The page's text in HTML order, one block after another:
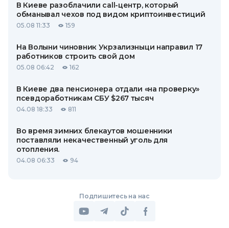
В Киеве разоблачили call-центр, который
обманывал чехов под видом криптоинвестиций
05.08 11:33 159
На Волыни чиновник Укрзализныци направил 17
работников строить свой дом
05.08 06:42 162
В Киеве два пенсионера отдали «на проверку»
псевдоработникам СБУ $267 тысяч
04.08 18:33 811
Во время зимних блекаутов мошенники
поставляли некачественный уголь для
отопления.
04.08 06:33 94
Подпишитесь на нас